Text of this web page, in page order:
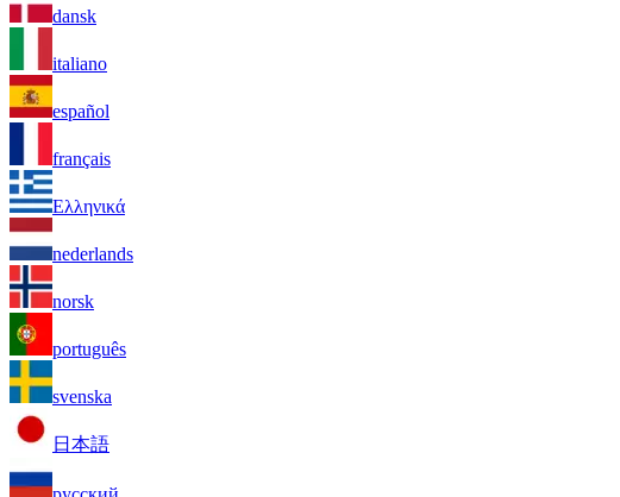
dansk
italiano
español
français
Ελληνικά
nederlands
norsk
português
svenska
日本語